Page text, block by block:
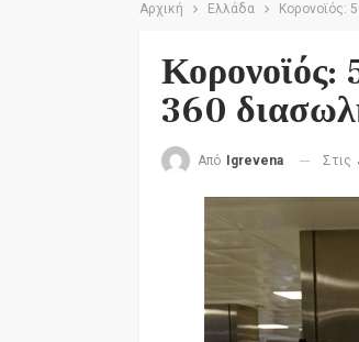
Αρχική Ελλάδα Κορονοϊός:
Κορονοϊός:
360
Από Igrevena Στις